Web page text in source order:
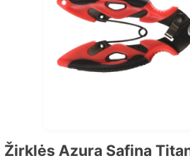
Žirklės Azura Safina